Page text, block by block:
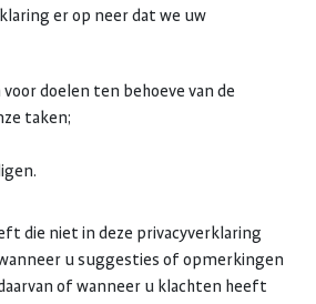
er op neer dat we uw
doelen ten behoeve van de
taken;
die niet in deze privacyverklaring
u suggesties of opmerkingen
of wanneer u klachten heeft